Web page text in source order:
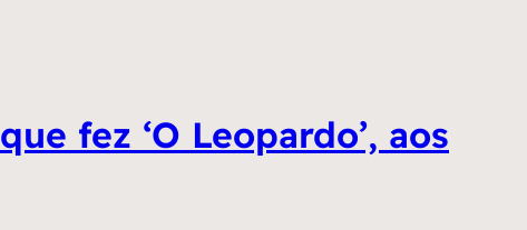
fez ‘O Leopardo’, aos